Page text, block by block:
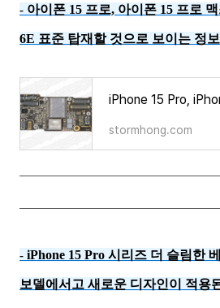
- 아이폰 15 프로, 아이폰 15 프로
6E 표준 탑재할 것으로 보이는 정
stormhong.com
- iPhone 15 Pro 시리즈 더 슬림한
보델에서고 새로운 디자인이 적용